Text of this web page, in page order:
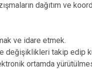
dağıtım ve
ve idare etmek.
değişiklikleri takip edip
ortamda